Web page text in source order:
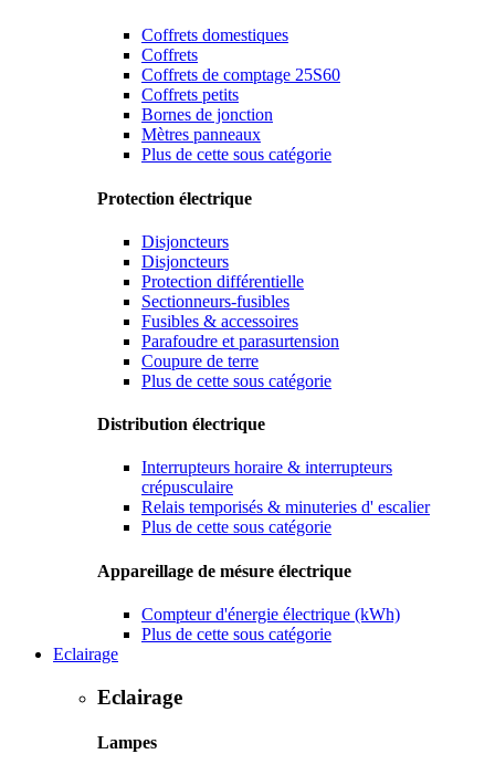
Coffrets domestiques
Coffrets
Coffrets de comptage 25S60
Coffrets petits
Bornes de jonction
Mètres panneaux
Plus de cette sous catégorie
Protection électrique
Disjoncteurs
Disjoncteurs
Protection différentielle
Sectionneurs-fusibles
Fusibles & accessoires
Parafoudre et parasurtension
Coupure de terre
Plus de cette sous catégorie
Distribution électrique
Interrupteurs horaire & interrupteurs
crépusculaire
Relais temporisés & minuteries d' escalier
Plus de cette sous catégorie
Appareillage de mésure électrique
Compteur d'énergie électrique (kWh)
Plus de cette sous catégorie
Eclairage
Eclairage
Lampes